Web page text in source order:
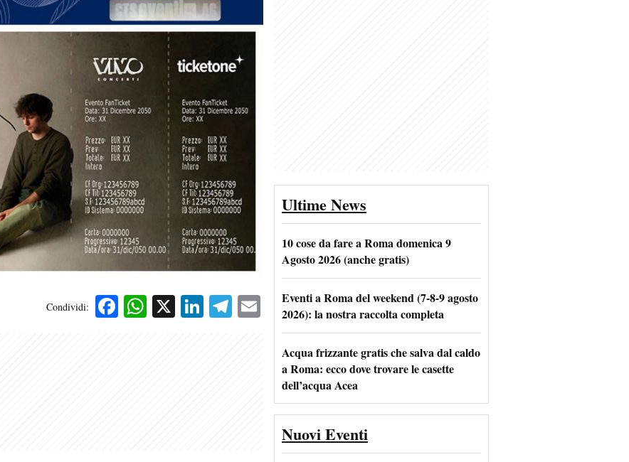
Condividi: Facebook
WhatsApp
X LinkedIn
Telegram
Email
Ultime News
10 cose da fare a Roma domenica 9
Agosto 2026 (anche gratis)
Eventi a Roma del weekend (7-8-9 agosto
2026): la nostra raccolta completa
Acqua frizzante gratis che salva dal caldo
a Roma: ecco dove trovare le casette
dell’acqua Acea
Nuovi Eventi